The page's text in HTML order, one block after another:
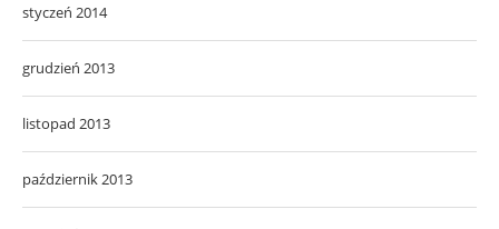
styczeń 2014
grudzień 2013
listopad 2013
październik 2013